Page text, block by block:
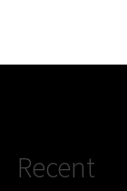
Recent